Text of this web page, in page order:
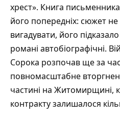
хрест». Книга письменника
його попередніх: сюжет
вигадувати, його
романі автобіографічні.
Сорока розпочав ще за
повномасштабне
частині на Житомирщині,
контракту залишалося